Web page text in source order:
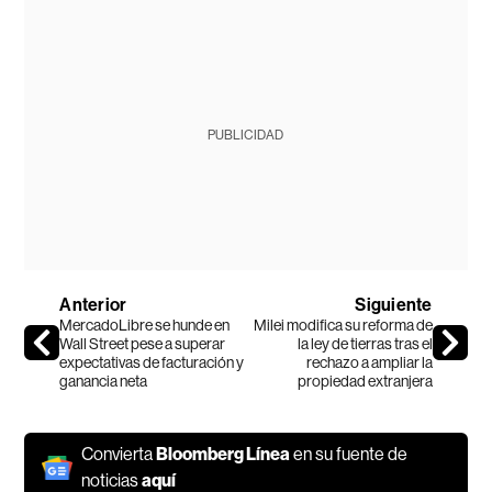
PUBLICIDAD
Anterior
MercadoLibre se hunde en
Wall Street pese a superar
expectativas de facturación y
ganancia neta
Siguiente
Milei modifica su reforma de
la ley de tierras tras el
rechazo a ampliar la
propiedad extranjera
ConviertaBloomberg Líneaen su fuente de
noticiasaquí